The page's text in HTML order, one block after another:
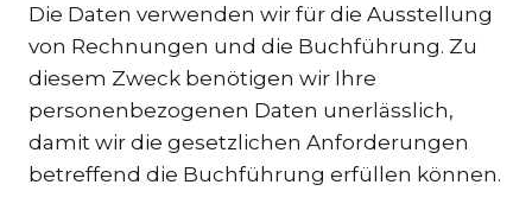
Die Daten verwenden wir für die Ausstellung
von Rechnungen und die Buchführung. Zu
diesem Zweck benötigen wir Ihre
personenbezogenen Daten unerlässlich,
damit wir die gesetzlichen Anforderungen
betreffend die Buchführung erfüllen können.